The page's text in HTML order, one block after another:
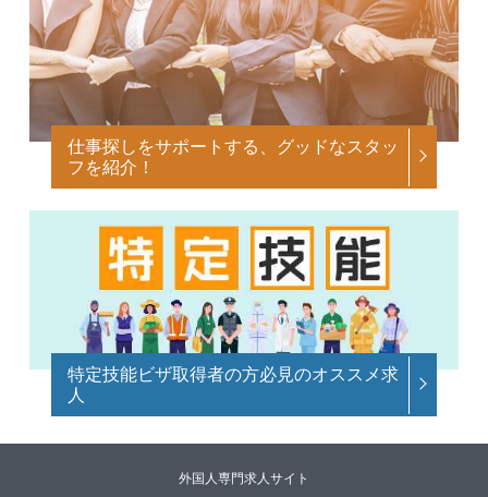
仕事探しをサポートする、グッドなスタッ
フを紹介！
特定技能ビザ取得者の方必見のオススメ求
人
外国人専門求人サイト